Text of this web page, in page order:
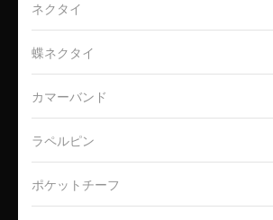
ネクタイ
蝶ネクタイ
カマーバンド
ラペルピン
ポケットチーフ